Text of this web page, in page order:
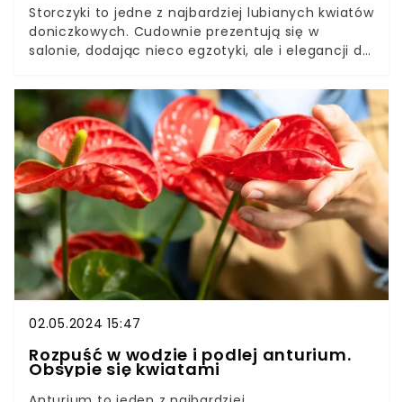
Storczyki to jedne z najbardziej lubianych kwiatów
doniczkowych. Cudownie prezentują się w
salonie, dodając nieco egzotyki, ale i elegancji do
kwiatostany i młode pędy, trzeba jednak
przestrzegać kilku podstawowych zasad w
uprawie storczyków, a także zastosować jeden
prosty trik.
02.05.2024 15:47
Rozpuść w wodzie i podlej anturium.
Obsypie się kwiatami